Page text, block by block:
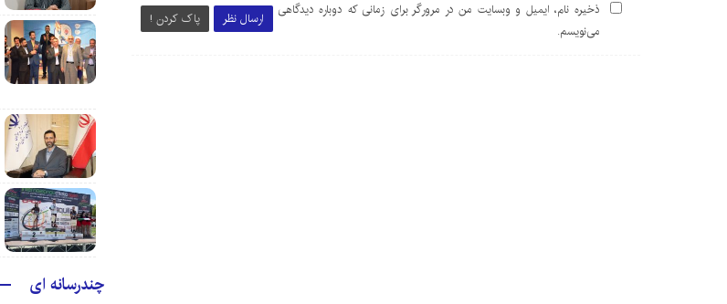
ارسال نظر پاک کردن !
ذخیره نام، ایمیل و وبسایت من در مرورگر برای زمانی که دوباره دیدگاهی
می‌نویسم.
چندرسانه ای